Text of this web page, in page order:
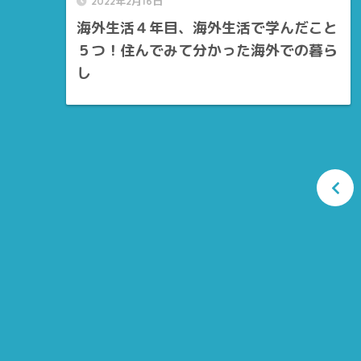
海外生活４年目、海外生活で学んだこと
５つ！住んでみて分かった海外での暮ら
し